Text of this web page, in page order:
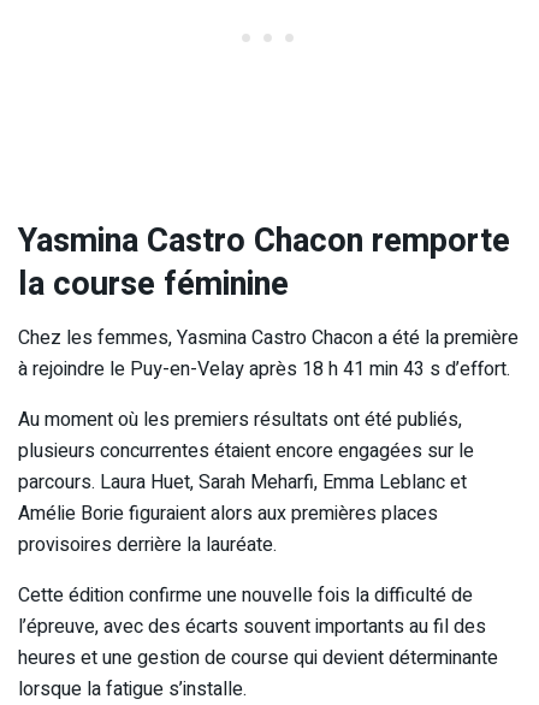
Yasmina Castro Chacon remporte
la course féminine
Chez les femmes, Yasmina Castro Chacon a été la première
à rejoindre le Puy-en-Velay après 18 h 41 min 43 s d’effort.
Au moment où les premiers résultats ont été publiés,
plusieurs concurrentes étaient encore engagées sur le
parcours. Laura Huet, Sarah Meharfi, Emma Leblanc et
Amélie Borie figuraient alors aux premières places
provisoires derrière la lauréate.
Cette édition confirme une nouvelle fois la difficulté de
l’épreuve, avec des écarts souvent importants au fil des
heures et une gestion de course qui devient déterminante
lorsque la fatigue s’installe.